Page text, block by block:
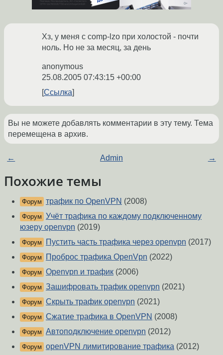
Хз, у меня с comp-lzo при холостой - почти
ноль. Но не за месяц, за день
anonymous
25.08.2005 07:43:15 +00:00
Ссылка
Вы не можете добавлять комментарии в эту тему. Тема
перемещена в архив.
← Admin →
Похожие темы
Форум трафик по OpenVPN (2008)
Форум Учёт трафика по каждому подключенному
юзеру openvpn (2019)
Форум Пустить часть трафика через openvpn (2017)
Форум Проброс трафика OpenVpn (2022)
Форум Openvpn и трафик (2006)
Форум Зашифровать трафик openvpn (2021)
Форум Скрыть трафик openvpn (2021)
Форум Сжатие трафика в OpenVPN (2008)
Форум Автоподключение openvpn (2012)
Форум openVPN лимитирование трафика (2012)